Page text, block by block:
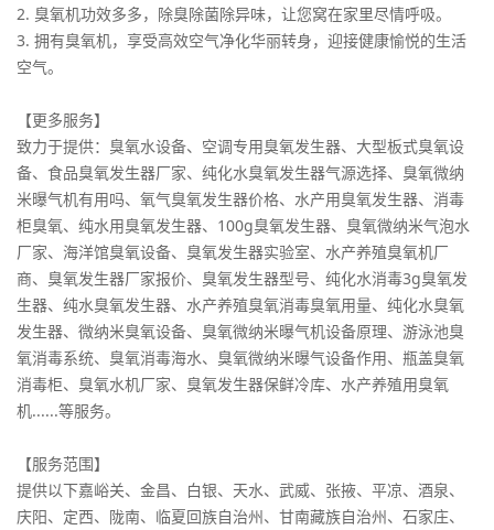
2. 臭氧机功效多多，除臭除菌除异味，让您窝在家里尽情呼吸。
3. 拥有臭氧机，享受高效空气净化华丽转身，迎接健康愉悦的生活
空气。
【更多服务】
致力于提供：臭氧水设备、空调专用臭氧发生器、大型板式臭氧设
备、食品臭氧发生器厂家、纯化水臭氧发生器气源选择、臭氧微纳
米曝气机有用吗、氧气臭氧发生器价格、水产用臭氧发生器、消毒
柜臭氧、纯水用臭氧发生器、100g臭氧发生器、臭氧微纳米气泡水
厂家、海洋馆臭氧设备、臭氧发生器实验室、水产养殖臭氧机厂
商、臭氧发生器厂家报价、臭氧发生器型号、纯化水消毒3g臭氧发
生器、纯水臭氧发生器、水产养殖臭氧消毒臭氧用量、纯化水臭氧
发生器、微纳米臭氧设备、臭氧微纳米曝气机设备原理、游泳池臭
氧消毒系统、臭氧消毒海水、臭氧微纳米曝气设备作用、瓶盖臭氧
消毒柜、臭氧水机厂家、臭氧发生器保鲜冷库、水产养殖用臭氧
机......等服务。
【服务范围】
提供以下嘉峪关、金昌、白银、天水、武威、张掖、平凉、酒泉、
庆阳、定西、陇南、临夏回族自治州、甘南藏族自治州、石家庄、